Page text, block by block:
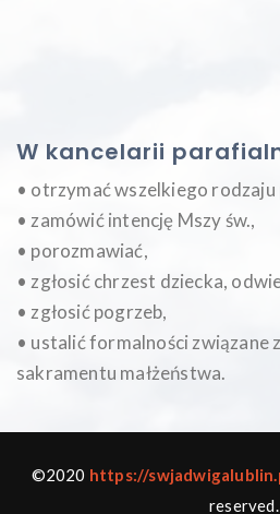
W kancelarii
• otrzymać wszelkiego
• zamówić intencję Mszy św.,
• porozmawiać,
• zgłosić chrzest dziecka,
• zgłosić pogrzeb,
• ustalić formalności związane
sakramentu małżeństwa.
©2020 https://
reserved.